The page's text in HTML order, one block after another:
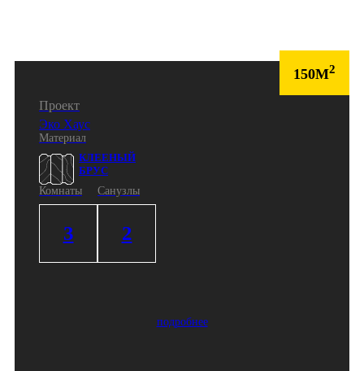
150М2
Проект
Эко Хаус
Материал
КЛЕЕНЫЙ
БРУС
Комнаты
3
Санузлы
2
подробнее